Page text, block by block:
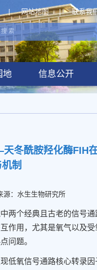
联系我
|
网站地图
|
地 信息公开
冬酰胺羟化酶FIH
制
源：水生生物研究所
两个经典且古老的信号
作用，尤其是氧气以及
问题。
低氧信号通路核心转录因